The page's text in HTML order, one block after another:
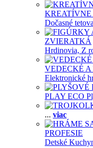
KREATÍVNE
Dočasné
ZVIERATKÁ
Hrdinovia, Z
VEDECKÉ
Elektronické
PLAY ECO
... viac
PROFESIE
Detské